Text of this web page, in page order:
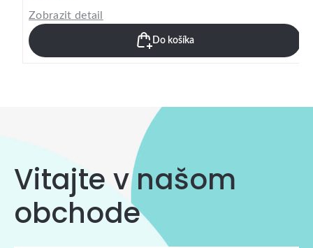
Zobrazit detail
Do košíka
Vitajte v našom
obchode